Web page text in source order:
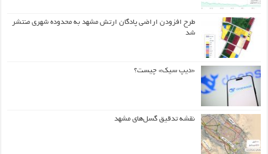
طرح افزودن اراضی پادگان ارتش مشهد به محدوده شهری منتشر
شد
«دیپ سیک» چیست؟
نقشه تدقیق گسل‌های مشهد